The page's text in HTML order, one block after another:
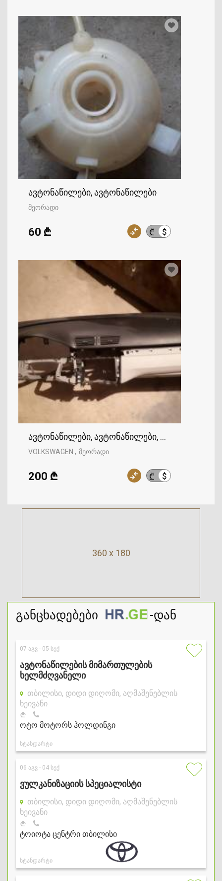
ავტონაწილები, ავტონაწილები
მეორადი
₾ $
60 ₾
ავტონაწილები, ავტონაწილები, VOLKSWAGEN
VOLKSWAGEN მეორადი
₾ $
200 ₾
360 x 180